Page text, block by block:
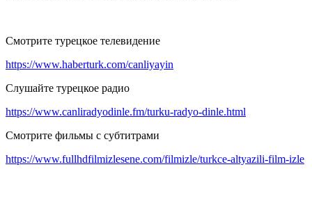
Смотрите турецкое телевидение
https://www.haberturk.com/canliyayin
Слушайте турецкое радио
https://www.canliradyodinle.fm/turku-radyo-dinle.html
Смотрите фильмы с субтитрами
https://www.fullhdfilmizlesene.com/filmizle/turkce-altyazili-film-izle